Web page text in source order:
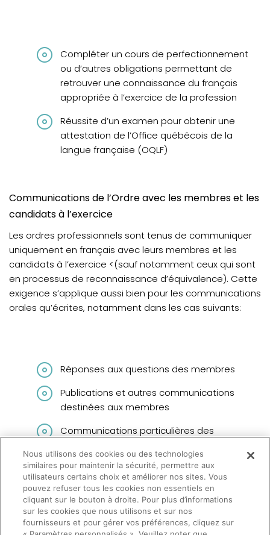
Compléter un cours de perfectionnement
ou d’autres obligations permettant de
retrouver une connaissance du français
appropriée à l’exercice de la profession
Réussite d’un examen pour obtenir une
attestation de l’Office québécois de la
langue française (OQLF)
Communications de l’Ordre avec les membres et les
candidats à l’exercice
Les ordres professionnels sont tenus de communiquer
uniquement en français avec leurs membres et les
candidats à l’exercice <(sauf notamment ceux qui sont
en processus de reconnaissance d’équivalence). Cette
exigence s’applique aussi bien pour les communications
orales qu’écrites, notamment dans les cas suivants:
Réponses aux questions des membres
Publications et autres communications
destinées aux membres
Communications particulières des
différents motifs bureau de la syndique,
comité d’inspection professionnelle,
inscription au tableau, formation continue,
etc.
Nous utilisons des cookies ou des technologies
similaires pour maintenir la sécurité, permettre aux
utilisateurs certains choix et améliorer nos sites. Vous
pouvez refuser tous les cookies non essentiels en
cliquant sur le bouton à droite. Pour plus d’informations
sur les cookies que nous utilisons et sur nos
fournisseurs et pour gérer vos préférences, cliquez sur